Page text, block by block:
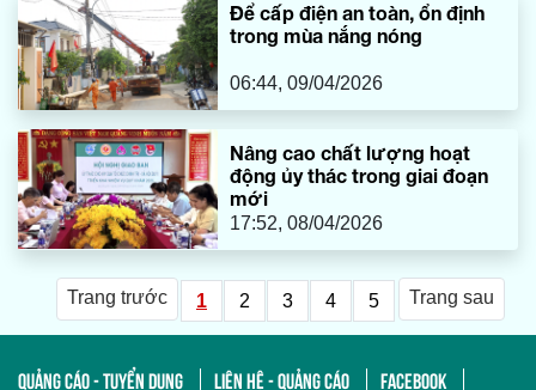
Để cấp điện an toàn, ổn định
trong mùa nắng nóng
06:44, 09/04/2026
Nâng cao chất lượng hoạt
động ủy thác trong giai đoạn
mới
17:52, 08/04/2026
Trang trước 1 2 3 4 5 Trang sau
QUẢNG CÁO - TUYỂN DỤNG LIÊN HỆ - QUẢNG CÁO
FACEBOOK